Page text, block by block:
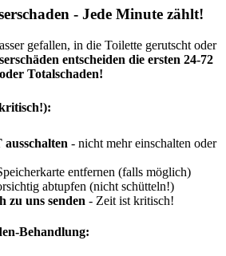
- Jede Minute zählt!
gefallen, in die Toilette gerutscht oder
entscheiden die ersten 24-72
Totalschaden!
- nicht mehr einschalten oder
entfernen (falls möglich)
abtupfen (nicht schütteln!)
zu uns senden - Zeit ist kritisch!
Behandlung: